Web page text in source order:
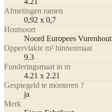
Afmetingen ramen
0,92 x 0,7
Houtsoort
Noord Europees Vurenhout
Oppervlakte m² binnenmaat
9.3
Funderingsmaat in m
4.21 x 2.21
Gespiegeld te monteren ?
ja
Merk